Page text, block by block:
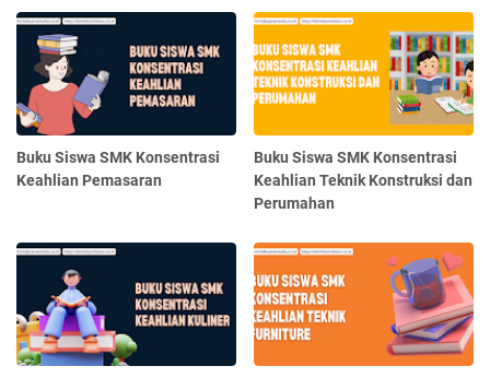
Buku Siswa SMK Konsentrasi
Keahlian Pemasaran
Buku Siswa SMK Konsentrasi
Keahlian Teknik Konstruksi dan
Perumahan